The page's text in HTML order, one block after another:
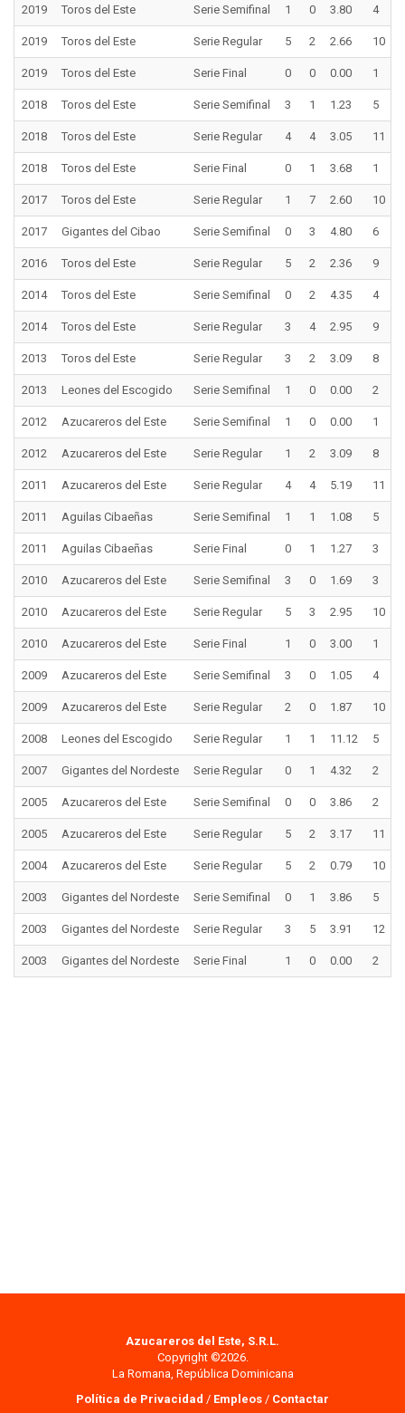
2019 Toros del Este Serie Semifinal 1 0 3.80 4
2019 Toros del Este Serie Regular 5 2 2.66 10
2019 Toros del Este Serie Final 0 0 0.00 1
2018 Toros del Este Serie Semifinal 3 1 1.23 5
2018 Toros del Este Serie Regular 4 4 3.05 11
2018 Toros del Este Serie Final 0 1 3.68 1
2017 Toros del Este Serie Regular 1 7 2.60 10
2017 Gigantes del Cibao Serie Semifinal 0 3 4.80 6
2016 Toros del Este Serie Regular 5 2 2.36 9
2014 Toros del Este Serie Semifinal 0 2 4.35 4
2014 Toros del Este Serie Regular 3 4 2.95 9
2013 Toros del Este Serie Regular 3 2 3.09 8
2013 Leones del Escogido Serie Semifinal 1 0 0.00 2
2012 Azucareros del Este Serie Semifinal 1 0 0.00 1
2012 Azucareros del Este Serie Regular 1 2 3.09 8
2011 Azucareros del Este Serie Regular 4 4 5.19 11
2011 Aguilas Cibaeñas Serie Semifinal 1 1 1.08 5
2011 Aguilas Cibaeñas Serie Final 0 1 1.27 3
2010 Azucareros del Este Serie Semifinal 3 0 1.69 3
2010 Azucareros del Este Serie Regular 5 3 2.95 10
2010 Azucareros del Este Serie Final 1 0 3.00 1
2009 Azucareros del Este Serie Semifinal 3 0 1.05 4
2009 Azucareros del Este Serie Regular 2 0 1.87 10
2008 Leones del Escogido Serie Regular 1 1 11.12 5
2007 Gigantes del Nordeste Serie Regular 0 1 4.32 2
2005 Azucareros del Este Serie Semifinal 0 0 3.86 2
2005 Azucareros del Este Serie Regular 5 2 3.17 11
2004 Azucareros del Este Serie Regular 5 2 0.79 10
2003 Gigantes del Nordeste Serie Semifinal 0 1 3.86 5
2003 Gigantes del Nordeste Serie Regular 3 5 3.91 12
2003 Gigantes del Nordeste Serie Final 1 0 0.00 2
Azucareros del Este, S.R.L.
Copyright ©2026.
La Romana, República Dominicana
Política de Privacidad / Empleos / Contactar